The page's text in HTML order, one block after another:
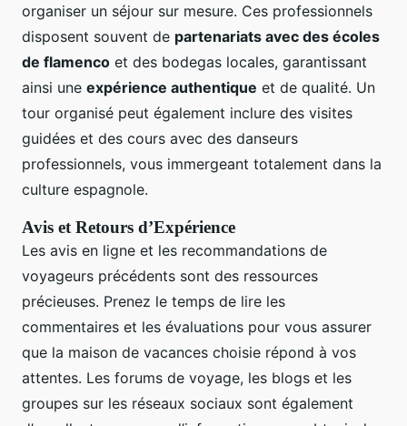
organiser un séjour sur mesure. Ces professionnels
disposent souvent de partenariats avec des écoles
de flamenco et des bodegas locales, garantissant
ainsi une expérience authentique et de qualité. Un
tour organisé peut également inclure des visites
guidées et des cours avec des danseurs
professionnels, vous immergeant totalement dans la
culture espagnole.
Avis et Retours d’Expérience
Les avis en ligne et les recommandations de
voyageurs précédents sont des ressources
précieuses. Prenez le temps de lire les
commentaires et les évaluations pour vous assurer
que la maison de vacances choisie répond à vos
attentes. Les forums de voyage, les blogs et les
groupes sur les réseaux sociaux sont également